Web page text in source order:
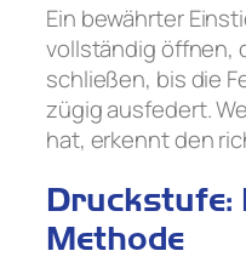
Ein bewährter
vollständig öffnen,
schließen, bis die
zügig ausfedert.
hat, erkennt den
Druckstufe:
Methode